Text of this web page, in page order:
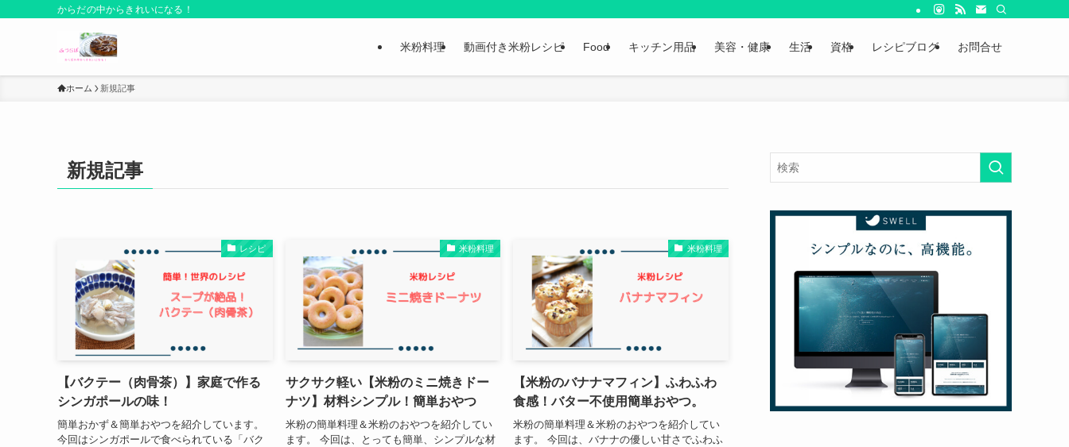
からだの中からきれいになる！
米粉料理 動画付き米粉レシピ Food キッチン用品 美容・健康 生活 資格 レシピブログ お問合せ
ホーム 新規記事
新規記事
レシピ
【バクテー（肉骨茶）】家庭で作る
シンガポールの味！
簡単おかず＆簡単おやつを紹介しています。
今回はシンガポールで食べられている「バク
米粉料理
サクサク軽い【米粉のミニ焼きドー
ナツ】材料シンプル！簡単おやつ
米粉の簡単料理＆米粉のおやつを紹介してい
ます。 今回は、とっても簡単、シンプルな材
米粉料理
【米粉のバナナマフィン】ふわふわ
食感！バター不使用簡単おやつ。
米粉の簡単料理＆米粉のおやつを紹介してい
ます。 今回は、バナナの優しい甘さでふわふ